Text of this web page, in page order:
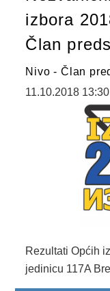
izbora
Član
Nivo - Član
11.10.2018 13:30
Rezultati Općih
jedinicu 117A
DOKUMENTI
SLUŽBENI
2026. GODINA
2025. GODINA
2024. GODINA
2023. GODINA
2022. GODINA
2020. GODINA